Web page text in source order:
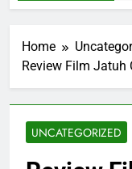
Home
Review Film Jatuh
UNCATEGORIZED